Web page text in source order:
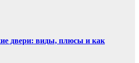
двери: виды, плюсы и как